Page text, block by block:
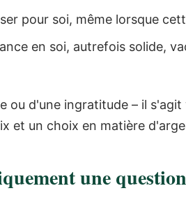
pour soi, même lorsque
en soi, autrefois solide,
ou d'une ingratitude – il
et un choix en matière
une